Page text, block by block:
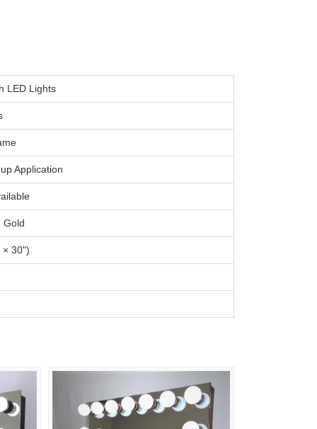
LED Lights
Application
Gold
× 30")